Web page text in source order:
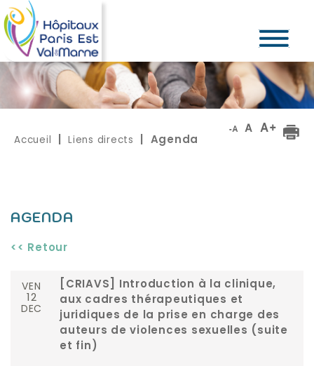
Accueil Liens directs | Agenda
AGENDA
<< Retour
VEN
12
DEC
[CRIAVS] Introduction à la clinique,
aux cadres thérapeutiques et
juridiques de la prise en charge des
auteurs de violences sexuelles (suite
et fin)